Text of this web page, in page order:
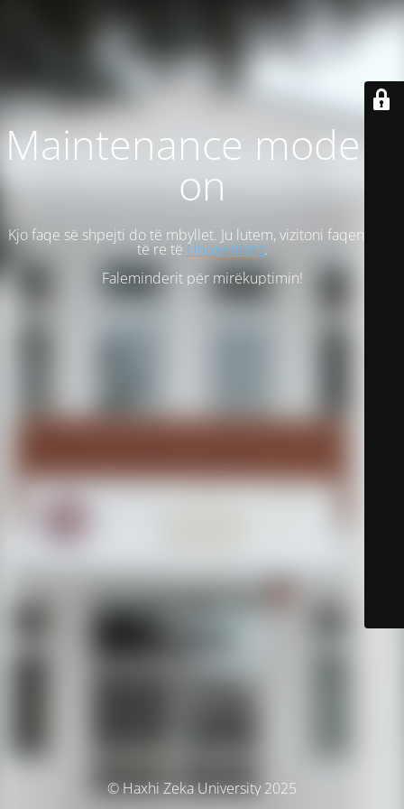
Maintenance mode is
on
Kjo faqe së shpejti do të mbyllet. Ju lutem, vizitoni faqen tonë
të re të Universitetit.
Faleminderit për mirëkuptimin!
© Haxhi Zeka University 2025